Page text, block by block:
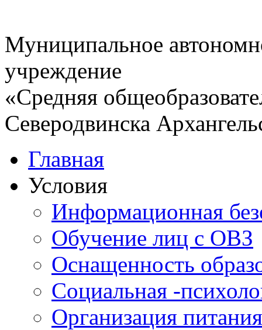
Муниципальное
учреждение
«Средняя
Северодвинска
Главная
Условия
Информационная
Обучение лиц с ОВЗ
Оснащенность
Социальная -
Организация